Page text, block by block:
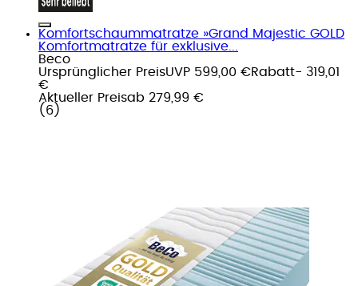
Komfortschaummatratze »Grand Majestic GOLD
Komfortmatratze für exklusive...
Beco
Ursprünglicher PreisUVP 599,00 €Rabatt- 319,01
€
Aktueller Preisab 279,99 €
( 6 )